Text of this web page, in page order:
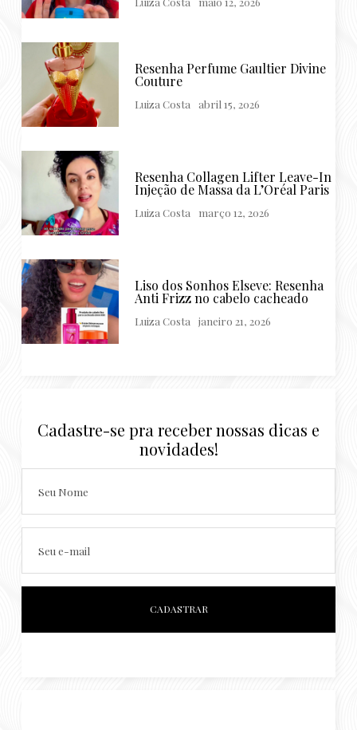
Resenha Perfume Gaultier Divine
Couture
Luiza Costa abril 15, 2026
Resenha Collagen Lifter Leave-In
Injeção de Massa da L’Oréal Paris
Luiza Costa março 12, 2026
Liso dos Sonhos Elseve: Resenha
Anti Frizz no cabelo cacheado
Luiza Costa janeiro 21, 2026
Cadastre-se pra receber nossas dicas e
novidades!
Seu Nome
Seu e-mail